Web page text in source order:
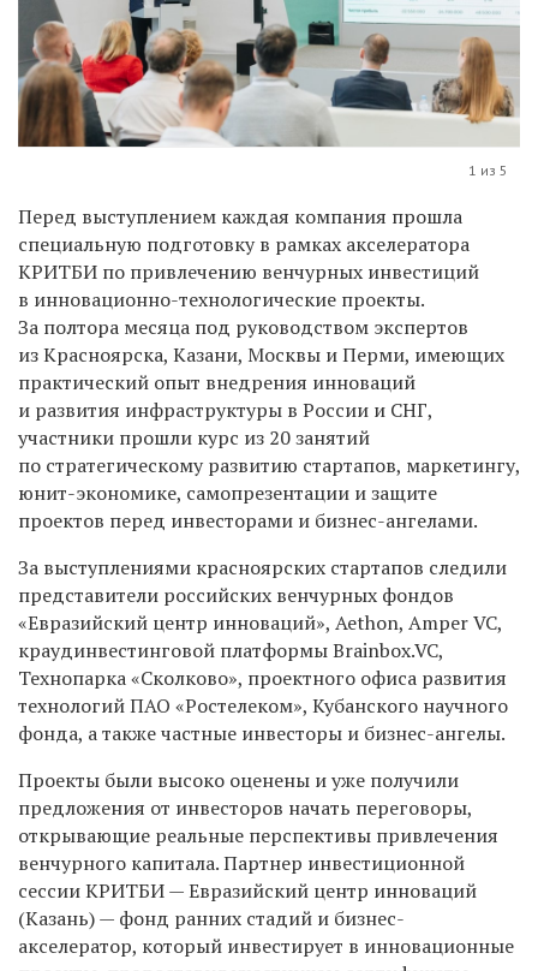
1 из 5
Перед выступлением каждая компания прошла
специальную подготовку в рамках акселератора
КРИТБИ по привлечению венчурных инвестиций
в инновационно-технологические проекты.
За полтора месяца под руководством экспертов
из Красноярска, Казани, Москвы и Перми, имеющих
практический опыт внедрения инноваций
и развития инфраструктуры в России и СНГ,
участники прошли курс из 20 занятий
по стратегическому развитию стартапов, маркетингу,
юнит-экономике, самопрезентации и защите
проектов перед инвесторами и бизнес-ангелами.
За выступлениями красноярских стартапов следили
представители российских венчурных фондов
«Евразийский центр инноваций», Aethon, Amper VC,
краудинвестинговой платформы Brainbox.VC,
Технопарка «Сколково», проектного офиса развития
технологий ПАО «Ростелеком», Кубанского научного
фонда, а также частные инвесторы и бизнес-ангелы.
Проекты были высоко оценены и уже получили
предложения от инвесторов начать переговоры,
открывающие реальные перспективы привлечения
венчурного капитала. Партнер инвестиционной
сессии КРИТБИ — Евразийский центр инноваций
(Казань) — фонд ранних стадий и бизнес-
акселератор, который инвестирует в инновационные